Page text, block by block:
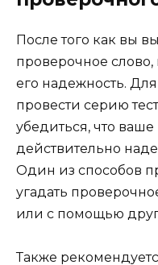
После того как вы
проверочное
его надежность.
провести серию
убедиться, что
действительно
Один из способов
угадать
или с помощью
Также